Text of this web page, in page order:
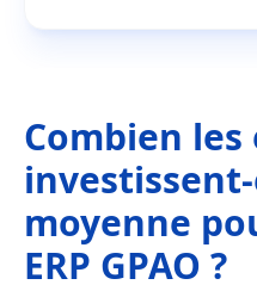
Combien
moyenne
ERP GPAO ?